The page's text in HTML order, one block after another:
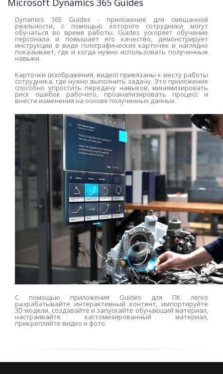
Microsoft Dynamics 365 Guides
Dynamics 365 Guides - приложение для смешанной
реальности, с помощью которого сотрудники могут
обучаться во время работы. Guides ускоряет обучение
персонала и повышает его качество, демонстрирует
инструкции в виде голографических карточек и наглядно
показывает, где и когда нужно использовать полученные
навыки.
Карточки (изображения, видео) привязаны к месту работы
сотрудника, где нужно выполнить задачу. Это приложение
способно упростить передачу навыков, минимизировать
риск ошибок рабочего, проанализировать процесс и
внести изменения на основе полученных данных.
С помощью приложения Guides для ПК легко
разрабатывайте интерактивный контент, импортируйте
3D модели, создавайте и запускайте обучающий материал,
настраивайте кастомизированный материал,
прикрепляйте видео и фото.